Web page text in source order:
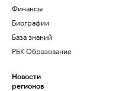
Финансы
Биографии
База знаний
РБК Образование
Новости
регионов